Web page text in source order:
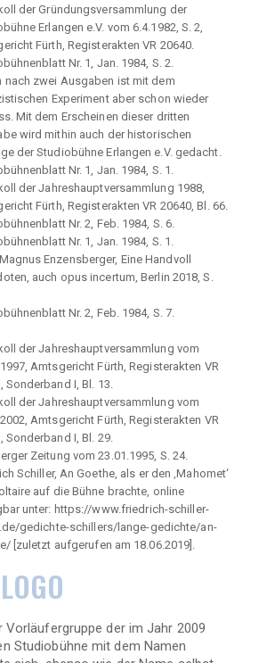
der Gründungsversammlung der
Erlangen e.V. vom 6.4.1982, S. 2,
Fürth, Registerakten VR 20640.
Nr. 1, Jan. 1984, S. 2.
nach zwei Ausgaben ist mit dem
Experiment aber schon wieder
Mit dem Erscheinen dieser dritten
wird mithin auch der historischen
der Studiobühne Erlangen e.V. gedacht.
Nr. 1, Jan. 1984, S. 1.
der Jahreshauptversammlung 1988,
Fürth, Registerakten VR 20640, Bl. 66.
Nr. 2, Feb. 1984, S. 6.
Nr. 1, Jan. 1984, S. 1.
Enzensberger, Eine Handvoll
auch opus incertum, Berlin 2018, S.
Nr. 2, Feb. 1984, S. 7.
der Jahreshauptversammlung vom
Amtsgericht Fürth, Registerakten VR
Sonderband I, Bl. 13.
der Jahreshauptversammlung vom
Amtsgericht Fürth, Registerakten VR
Sonderband I, Bl. 29.
Zeitung vom 23.01.1995, S. 24.
Schiller, An Goethe, als er den ‚Mahomet‘
auf die Bühne brachte, online
unter: https://www.friedrich-schiller-
gedichte-schillers/lange-gedichte/an-
[zuletzt aufgerufen am 18.06.2019].
Vorläufergruppe der im Jahr 2009
Studiobühne mit dem Namen